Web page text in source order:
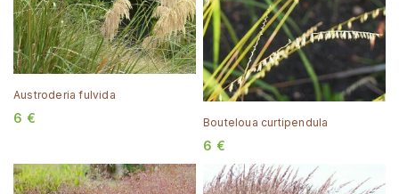
Austroderia fulvida
6 € Bouteloua curtipendula
6 €